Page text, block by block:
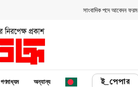
সাংবাদিক পদে আবেদন ফরম
গণমাধ্যম অন্যান্য ই_পেপার